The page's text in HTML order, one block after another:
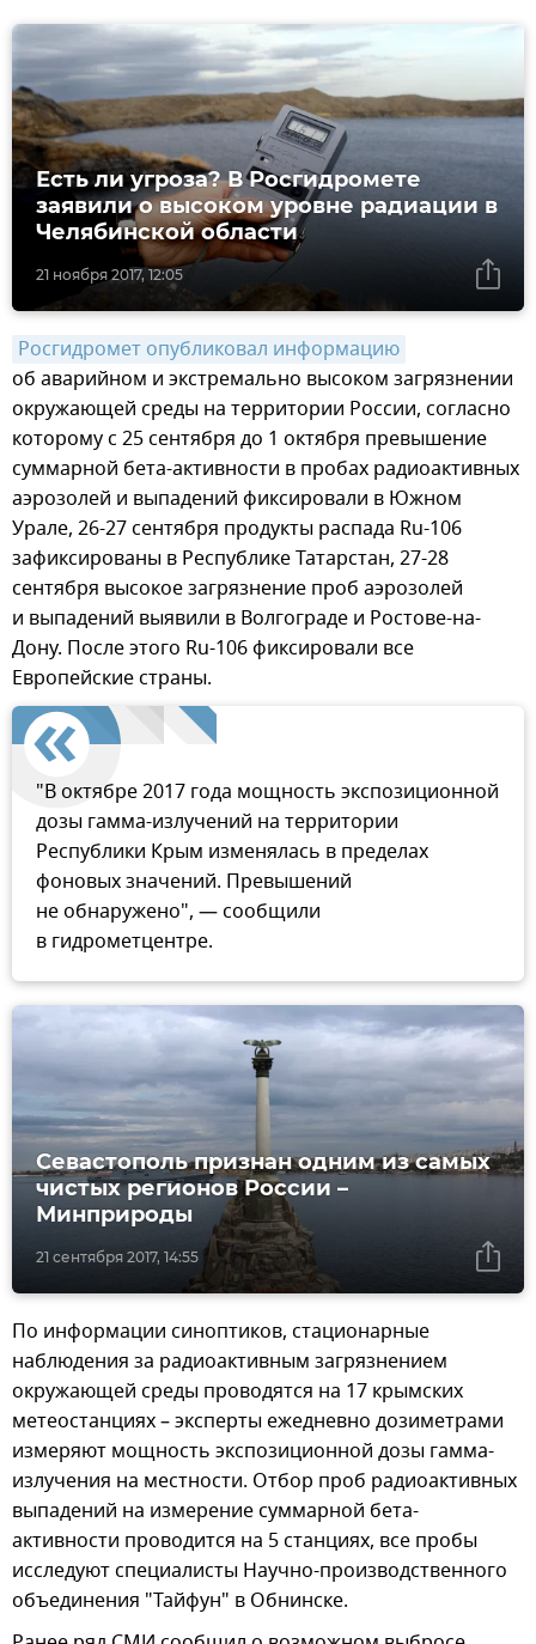
21 ноября 2017, 12:05
Есть ли угроза? В Росгидромете
заявили о высоком уровне радиации в
Челябинской области
Росгидромет опубликовал информацию
об аварийном и экстремально высоком загрязнении
окружающей среды на территории России, согласно
которому с 25 сентября до 1 октября превышение
суммарной бета-активности в пробах радиоактивных
аэрозолей и выпадений фиксировали в Южном
Урале, 26-27 сентября продукты распада Ru-106
зафиксированы в Республике Татарстан, 27-28
сентября высокое загрязнение проб аэрозолей
и выпадений выявили в Волгограде и Ростове-на-
Дону. После этого Ru-106 фиксировали все
Европейские страны.
"В октябре 2017 года мощность экспозиционной
дозы гамма-излучений на территории
Республики Крым изменялась в пределах
фоновых значений. Превышений
не обнаружено", — сообщили
в гидрометцентре.
21 сентября 2017, 14:55
Севастополь признан одним из самых
чистых регионов России –
Минприроды
По информации синоптиков, стационарные
наблюдения за радиоактивным загрязнением
окружающей среды проводятся на 17 крымских
метеостанциях – эксперты ежедневно дозиметрами
измеряют мощность экспозиционной дозы гамма-
излучения на местности. Отбор проб радиоактивных
выпадений на измерение суммарной бета-
активности проводится на 5 станциях, все пробы
исследуют специалисты Научно-производственного
объединения "Тайфун" в Обнинске.